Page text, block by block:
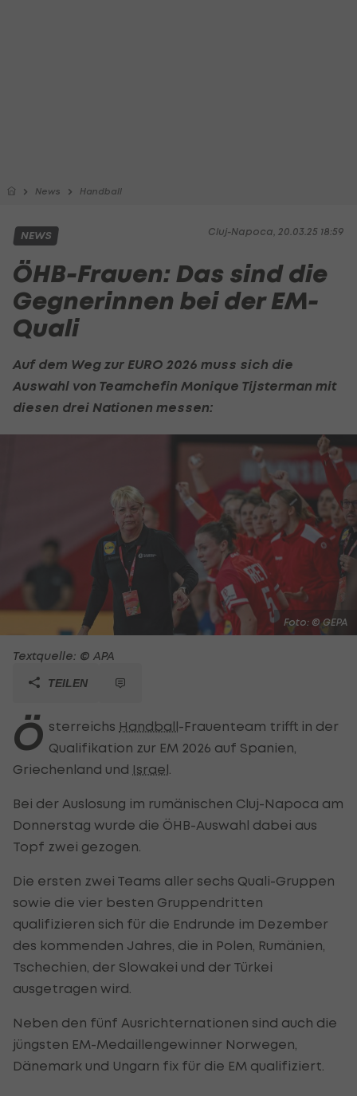
News Handball
Cluj-Napoca, 20.03.25 18:59
NEWS
ÖHB-Frauen: Das sind die
Gegnerinnen bei der EM-
Quali
Auf dem Weg zur EURO 2026 muss sich die
Auswahl von Teamchefin Monique Tijsterman mit
diesen drei Nationen messen:
Foto: © GEPA
Textquelle: © APA
TEILEN
Ö sterreichs Handball-Frauenteam trifft in der
Qualifikation zur EM 2026 auf Spanien,
Griechenland und Israel
Bei der Auslosung im rumänischen Cluj-Napoca am
Donnerstag wurde die ÖHB-Auswahl dabei aus
Topf zwei gezogen.
Die ersten zwei Teams aller sechs Quali-Gruppen
sowie die vier besten Gruppendritten
qualifizieren sich für die Endrunde im Dezember
des kommenden Jahres, die in Polen, Rumänien,
Tschechien, der Slowakei und der Türkei
ausgetragen wird.
Neben den fünf Ausrichternationen sind auch die
jüngsten EM-Medaillengewinner Norwegen,
Dänemark und Ungarn fix für die EM qualifiziert.